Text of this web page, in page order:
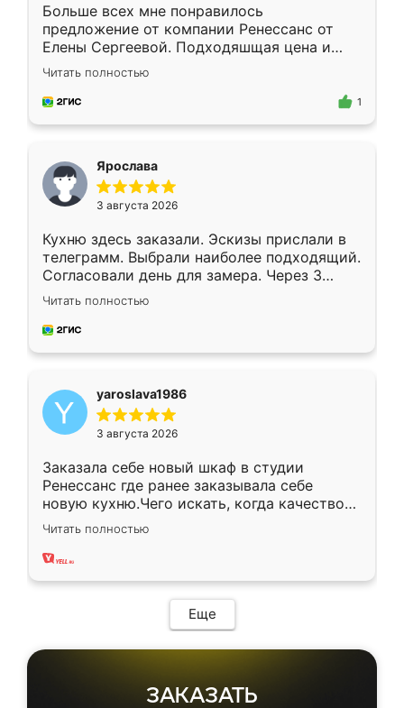
Больше всех мне понравилось
предложение от компании Ренессанс от
Елены Сергеевой. Подходяшщая цена и
короткие сроки изготовления. Приехавший
для замера сотрудник Владислав
предложил по моему эскизу самый
Читать полностью
1
Ярослава
3 августа 2026
Кухню здесь заказали. Эскизы прислали в
телеграмм. Выбрали наиболее подходящий.
Согласовали день для замера. Через 3
недели кухня была уже готова. Остались
довольны работой. Спасибо Ренессанс
мебель за качественную работу!
Читать полностью
yaroslava1986
3 августа 2026
Заказала себе новый шкаф в студии
Ренессанс где ранее заказывала себе
новую кухню.Чего искать, когда качеством
вполне довольна. Служит кухня уже почти
два года, нареканий нет.
Читать полностью
Еще
ЗАКАЗАТЬ